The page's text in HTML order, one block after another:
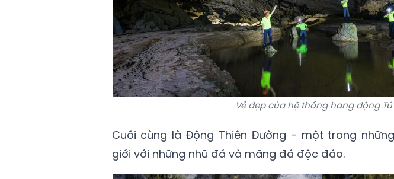
Vẻ đẹp của hệ thống hang động Tú
Cuối cùng là Động Thiên Đường - một trong
giới với những nhũ đá và măng đá độc đáo.